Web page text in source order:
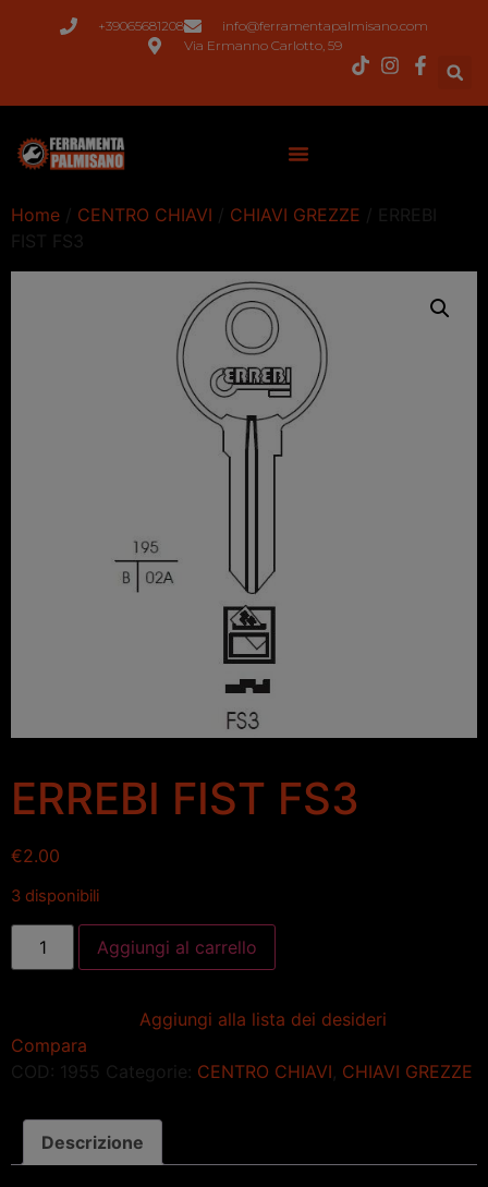
+39065681208
info@ferramentapalmisano.com
Via Ermanno Carlotto, 59
Home / CENTRO CHIAVI / CHIAVI GREZZE / ERREBI
FIST FS3
ERREBI FIST FS3
€2.00
3 disponibili
Aggiungi al carrello
Aggiungi alla lista dei desideri
Compara
COD: 1955 Categorie: CENTRO CHIAVI CHIAVI GREZZE
Descrizione